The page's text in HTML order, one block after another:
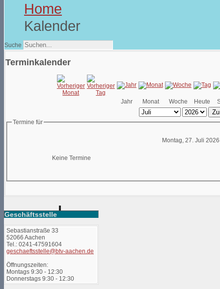
Home
Kalender
Suche
Terminkalender
Jahr Monat Woche Heute
Termine für
Montag, 27. Juli 2026
Keine Termine
Geschäftsstelle
Sebastianstraße 33
52066 Aachen
Tel.: 0241-47591604
geschaeftsstelle@btv-aachen.de
Öffnungszeiten:
Montags 9:30 - 12:30
Donnerstags 9:30 - 12:30